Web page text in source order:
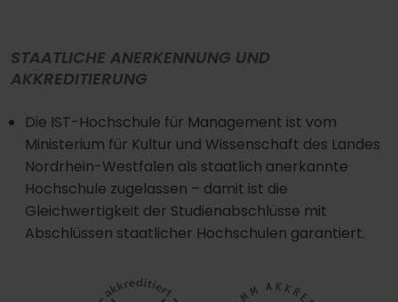
STAATLICHE ANERKENNUNG UND
AKKREDITIERUNG
Die IST-Hochschule für Management ist vom
Ministerium für Kultur und Wissenschaft des Landes
Nordrhein-Westfalen als staatlich anerkannte
Hochschule zugelassen – damit ist die
Gleichwertigkeit der Studienabschlüsse mit
Abschlüssen staatlicher Hochschulen garantiert.